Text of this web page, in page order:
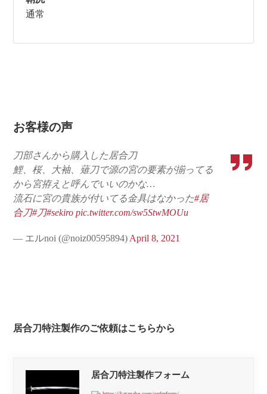
通常
お客様の声
刀部さんから購入した居合刀
鯉、桜、大袖、薙刀で源の宮の要素が揃ってる
から宮拵えと呼んでいいのかな…
流石に宮の貴族が付いてる金具はなかった#居
合刀#刀#sekiro pic.twitter.com/sw5StwMOUu
— エルnoi (@noiz00595894) April 8, 2021
居合刀特注製作のご依頼はこちらから
居合刀特注製作フォーム